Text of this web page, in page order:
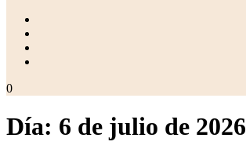
BOTÓN
CIERRE
carrito
la
compra
0
Día: 6 de julio de 2026